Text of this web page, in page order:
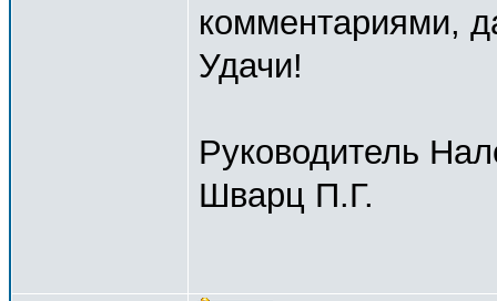
комментариями,
Удачи!
Руководитель
Шварц П.Г.